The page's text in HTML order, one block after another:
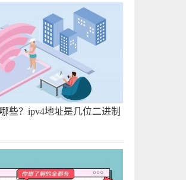
些？ipv4地址是几位二进制